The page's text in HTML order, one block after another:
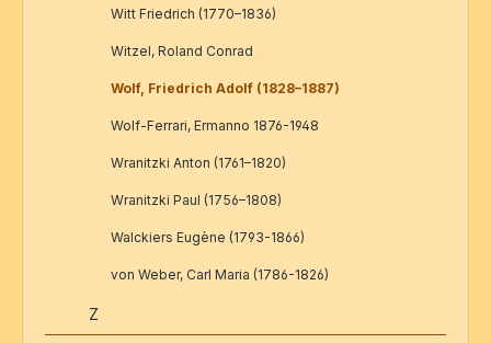
Witt Friedrich (1770–1836)
Witzel, Roland Conrad
Wolf, Friedrich Adolf (1828–1887)
Wolf-Ferrari, Ermanno 1876-1948
Wranitzki Anton (1761–1820)
Wranitzki Paul (1756–1808)
Walckiers Eugène (1793-1866)
von Weber, Carl Maria (1786-1826)
Z